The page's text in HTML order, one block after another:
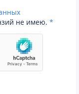
не имею. *